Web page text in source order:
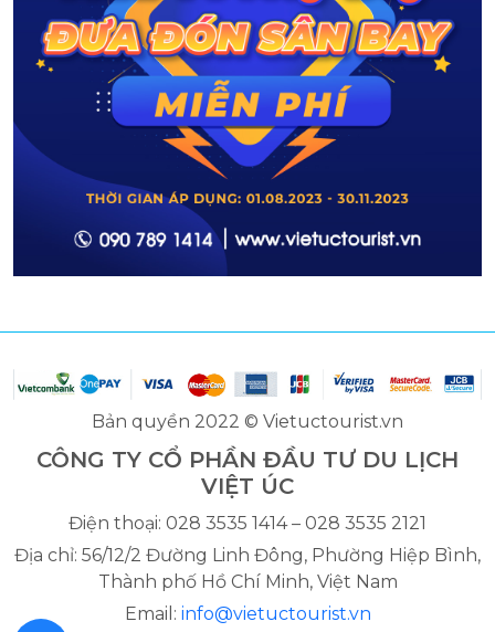
Bản quyền 2022 © Vietuctourist.vn
CÔNG TY CỔ PHẦN ĐẦU TƯ DU LỊCH
VIỆT ÚC
Điện thoại: 028 3535 1414 – 028 3535 2121
Địa chỉ: 56/12/2 Đường Linh Đông, Phường Hiệp Bình,
Thành phố Hồ Chí Minh, Việt Nam
Email: info@vietuctourist.vn